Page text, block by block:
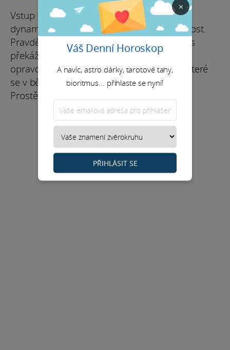
Vstup Marsu do Berana přinese období
dynamiky, kdy budeš muset ukázat bojovnost.
Pravděpodobně se budeš muset vyrovnat s
překážkami při dosahování svých cílů. Je to
opravdová výzva pro ty nejjemnější duše, které
se v běžném životě umí prosadit bez křiku.
Prostě. Jen tak. S klidem.
×
Váš Denní Horoskop
A navíc, astro dárky, tarotové tahy,
bioritmus... přihlaste se nyní!
PŘIHLÁSIT SE